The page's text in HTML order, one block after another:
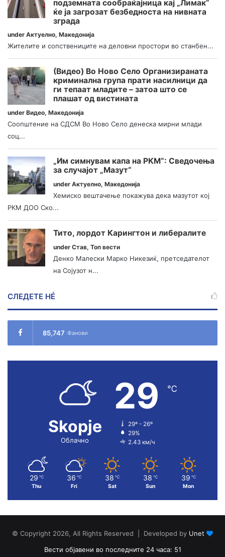
подземната сообраќајница кај „Лимак“
ќе ја загрозат безбедноста на нивната
зграда
under Актуелно, Македонија
Жителите и сопствениците на деловни простори во станбен...
(Видео) Во Ново Село Организираната
криминална група прати насилници да
ги тепаат младите – затоа што се
плашат од вистината
under Видео, Македонија
Соопштение на СДСМ Во Ново Село денеска мирни млади
соц...
„Им симнувам капа на РКМ“: Сведочења
за случајот „Мазут“
under Актуелно, Македонија
Хемиско вештачење покажува дека мазутот кој
РКМ ДОО Ско...
Тито, лордот Карингтон и либералите
under Став, Топ вести
Денко Малески Марко Никезиќ, претседателот
на Сојузот н...
СЛЕДЕТЕ НÉ
85,747 Фанови
Skopje
Облачно
29 ℃
29º - 26º
29%
2.43 км/ч
29 ℃
Thu
36 ℃
Fri
38 ℃
Sat
38 ℃
Sun
39 ℃
Mon
© Copyright 2026, All Rights Reserved | Developed by Unet
Вести објавени во последните 24 часа: 51